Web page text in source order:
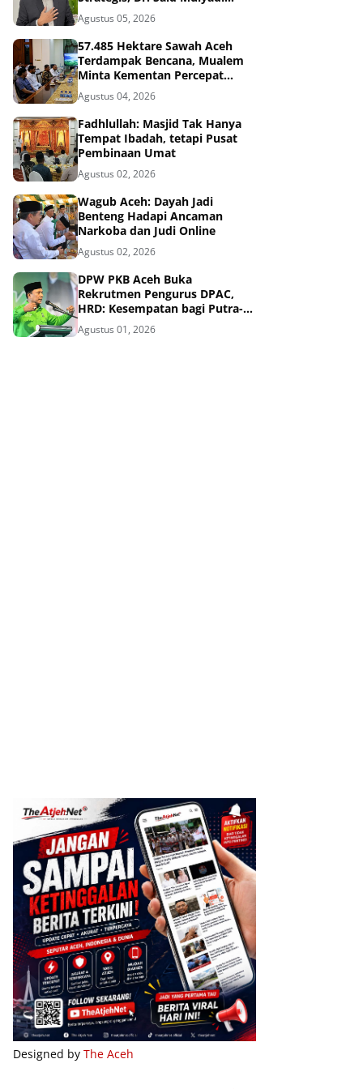
Dinilai Memenuhi Kriteria
Agustus 05, 2026
57.485 Hektare Sawah Aceh
Terdampak Bencana, Mualem
Minta Kementan Percepat
Pemulihan
Agustus 04, 2026
Fadhlullah: Masjid Tak Hanya
Tempat Ibadah, tetapi Pusat
Pembinaan Umat
Agustus 02, 2026
Wagub Aceh: Dayah Jadi
Benteng Hadapi Ancaman
Narkoba dan Judi Online
Agustus 02, 2026
DPW PKB Aceh Buka
Rekrutmen Pengurus DPAC,
HRD: Kesempatan bagi Putra-
Putri Terbaik Aceh
Agustus 01, 2026
Designed by The Aceh